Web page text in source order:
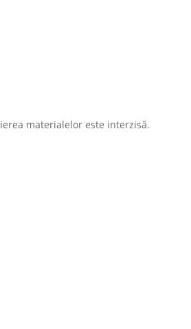
materialelor este interzisă.